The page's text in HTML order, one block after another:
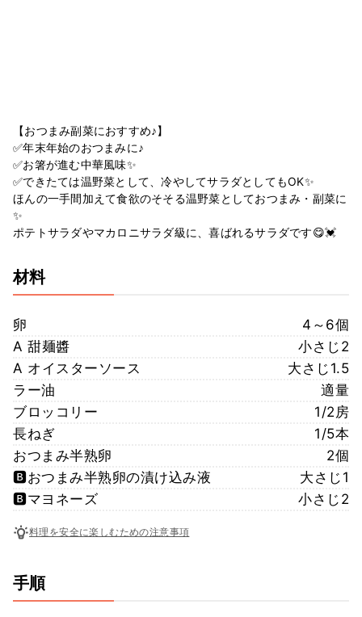
【おつまみ副菜におすすめ♪】
✅年末年始のおつまみに♪
✅お箸が進む中華風味✨
✅できたては温野菜として、冷やしてサラダとしてもOK✨
ほんの一手間加えて食欲のそそる温野菜としておつまみ・副菜に
✨
ポテトサラダやマカロニサラダ級に、喜ばれるサラダです😋💓
材料
卵
4～6個
A 甜麺醬
小さじ2
A オイスターソース
大さじ1.5
ラー油
適量
ブロッコリー
1/2房
長ねぎ
1/5本
おつまみ半熟卵
2個
🅱️おつまみ半熟卵の漬け込み液
大さじ1
🅱️マヨネーズ
小さじ2
料理を安全に楽しむための注意事項
手順